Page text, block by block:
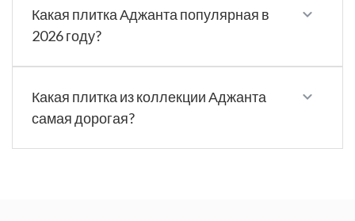
Какая плитка Аджанта популярная в
2026 году?
Какая плитка из коллекции Аджанта
самая дорогая?